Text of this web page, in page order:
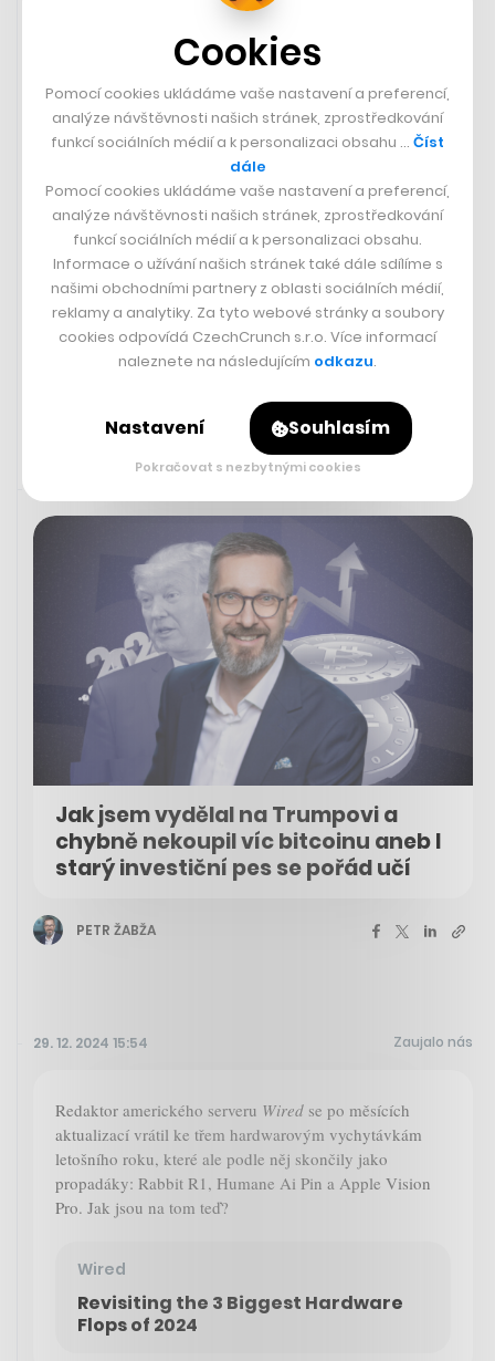
Nehodu jihokorejského letadla na letišti v Muanu
nakonec přežili pouze dva členové posádky, ostatních
179 lidí na palubě zemřelo.
Jak jsem vydělal na Trumpovi a
chybně nekoupil víc bitcoinu aneb I
starý investiční pes se pořád učí
PETR ŽABŽA
29. 12. 2024 15:54 Zaujalo nás
Redaktor amerického serveru Wired se po měsících
aktualizací vrátil ke třem hardwarovým vychytávkám
letošního roku, které ale podle něj skončily jako
propadáky: Rabbit R1, Humane Ai Pin a Apple Vision
Pro. Jak jsou na tom teď?
Wired
Revisiting the 3 Biggest Hardware
Flops of 2024
Cookies
Pomocí cookies ukládáme vaše nastavení a preferencí,
analýze návštěvnosti našich stránek, zprostředkování
funkcí sociálních médií a k personalizaci obsahu … Číst
dále
Pomocí cookies ukládáme vaše nastavení a preferencí,
analýze návštěvnosti našich stránek, zprostředkování
funkcí sociálních médií a k personalizaci obsahu.
Informace o užívání našich stránek také dále sdílíme s
našimi obchodními partnery z oblasti sociálních médií,
reklamy a analytiky. Za tyto webové stránky a soubory
cookies odpovídá CzechCrunch s.r.o. Více informací
naleznete na následujícím odkazu.
Nastavení Souhlasím
Pokračovat s nezbytnými cookies